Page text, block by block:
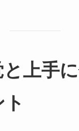
上手